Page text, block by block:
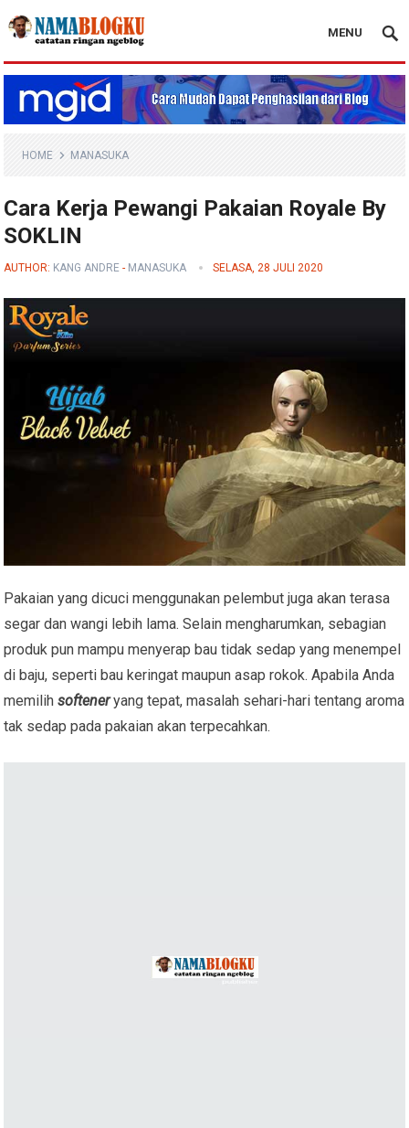
Nama Blogku
MENU
HOME MANASUKA
Cara Kerja Pewangi Pakaian Royale By
SOKLIN
AUTHOR: KANG ANDRE - MANASUKA SELASA, 28 JULI 2020
Pakaian yang dicuci menggunakan pelembut juga akan terasa
segar dan wangi lebih lama. Selain mengharumkan, sebagian
produk pun mampu menyerap bau tidak sedap yang menempel
di baju, seperti bau keringat maupun asap rokok. Apabila Anda
memilihsofteneryang tepat, masalah sehari-hari tentang aroma
tak sedap pada pakaian akan terpecahkan.